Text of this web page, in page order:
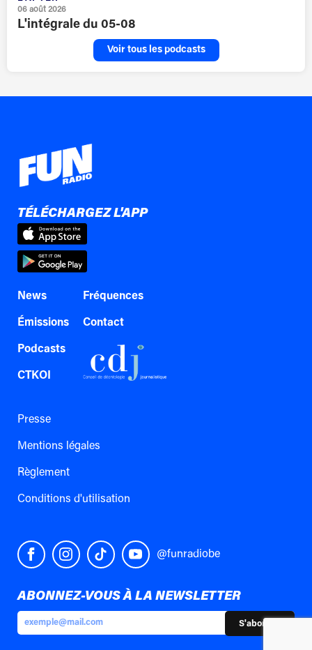
06 août 2026
L'intégrale du 05-08
Voir tous les podcasts
TÉLÉCHARGEZ L'APP
News
Émissions
Podcasts
CTKOI
Fréquences
Contact
Presse
Mentions légales
Règlement
Conditions d'utilisation
@funradiobe
ABONNEZ-VOUS À LA NEWSLETTER